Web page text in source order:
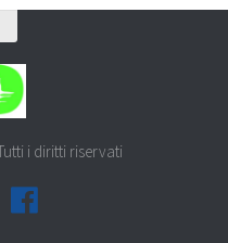
i diritti riservati